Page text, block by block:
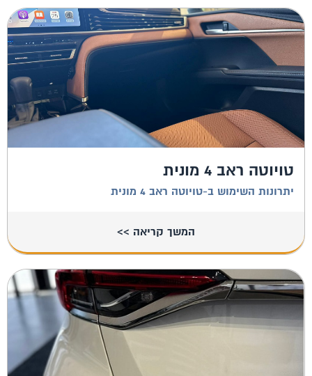
טויוטה ראב 4 מונית
יתרונות השימוש ב-טויוטה ראב 4 מונית
המשך קריאה >>